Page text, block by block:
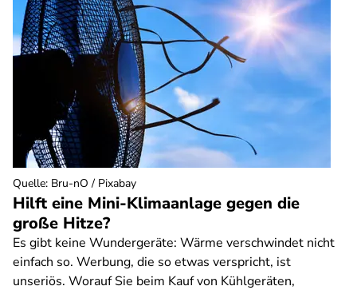
Hilft eine Mini-Klimaanlage gegen die
große Hitze?
Es gibt keine Wundergeräte: Wärme verschwindet nicht
einfach so. Werbung, die so etwas verspricht, ist
unseriös. Worauf Sie beim Kauf von Kühlgeräten,
Quelle: Bru-nO / Pixabay